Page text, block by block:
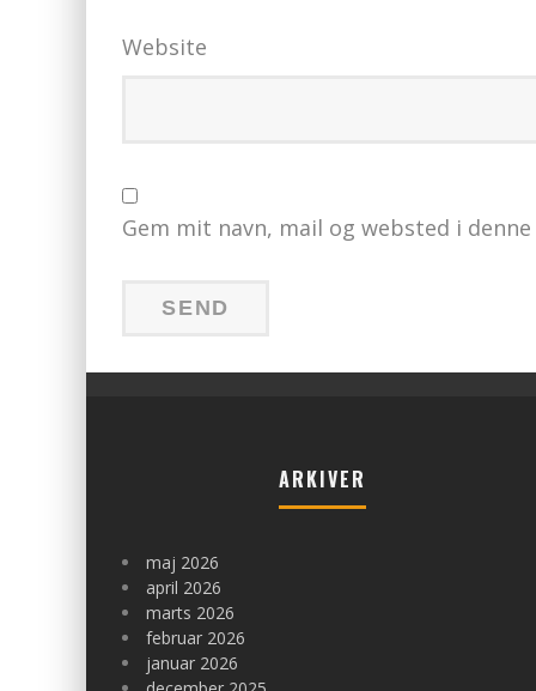
Website
Gem mit navn, mail og websted i
ARKIVER
maj 2026
april 2026
marts 2026
februar 2026
januar 2026